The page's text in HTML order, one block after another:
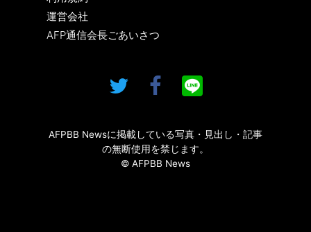
運営会社
AFP通信会長ごあいさつ
AFPBB Newsに掲載している写真・見出し・記事
の無断使用を禁じます。
© AFPBB News